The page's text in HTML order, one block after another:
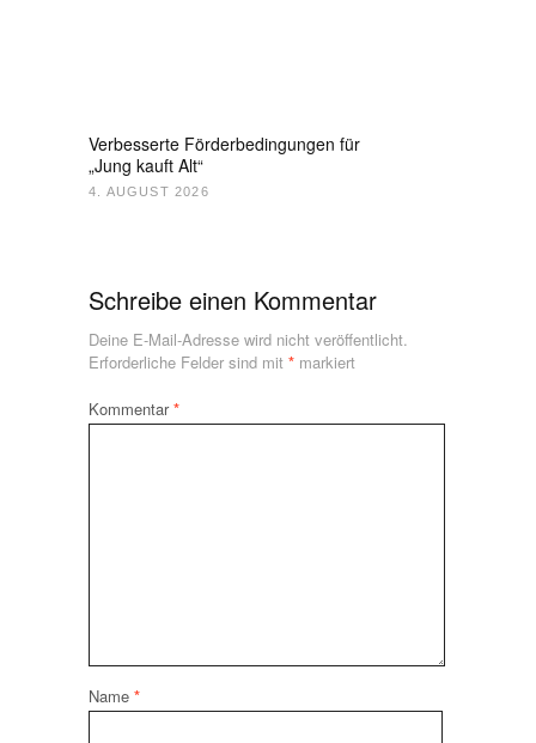
Verbesserte Förderbedingungen für
„Jung kauft Alt“
4. AUGUST 2026
Schreibe einen Kommentar
Deine E-Mail-Adresse wird nicht veröffentlicht.
Erforderliche Felder sind mit * markiert
Kommentar*
Name *